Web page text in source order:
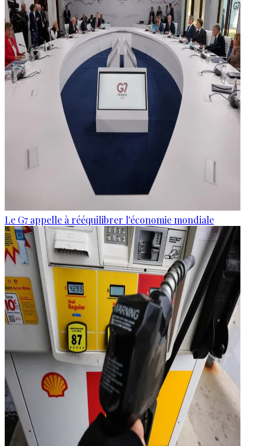
Le G7 appelle à rééquilibrer l'économie mondiale